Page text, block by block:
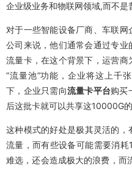
企业级业务和物联网领域,而不是
对于一些智能设备厂商、车联
公司来说，他们通常会通过专业
流量卡，在这个背景下，运营
“流量池”功能，企业将这上千
下，企业只需向流量卡平台购买
后这批卡就可以共享这10000G的
这种模式的好处是极其灵活的
流量，而有些设备可能需要消
难选，还会造成极大的浪费，而